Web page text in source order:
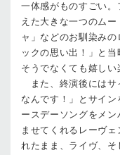
一体感がものすごい
えた大きな一つのム
ャ」などのお馴染み
ックの思い出！」と当
そうでなくても嬉しい
また、終演後にはサ
なんです！」とサイ
ースデーソングをメ
ませてくれるレーヴ
れたまま、ライヴ、